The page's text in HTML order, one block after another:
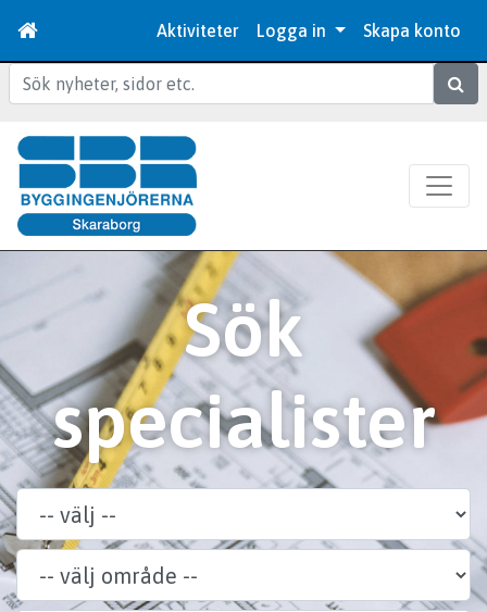
Aktiviteter Logga in Skapa konto
Sök
Sök
specialister
Område
Delområde